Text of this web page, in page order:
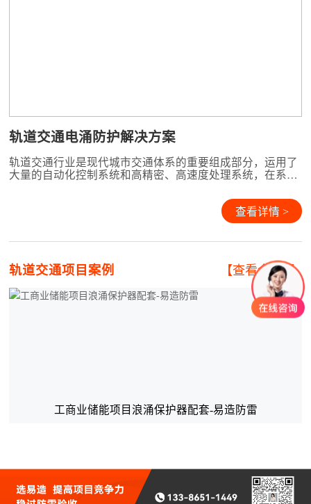
轨道交通电涌防护解决方案
轨道交通行业是现代城市交通体系的重要组成部分，运用了
大量的自动化控制系统和高精密、高速度处理系统，在系统
与工作电压越来越低，同时系统的抗干扰能力大幅度下降，
系统的安全性变得越来越脆弱。系统中各站点与控制中心之
间相互连接的各类网络、通讯系统的大量应用，使得雷电电
查看详情 >
轨道交通项目案例 【查看全部+】
工商业储能项目浪涌保护器配套-易造防雷